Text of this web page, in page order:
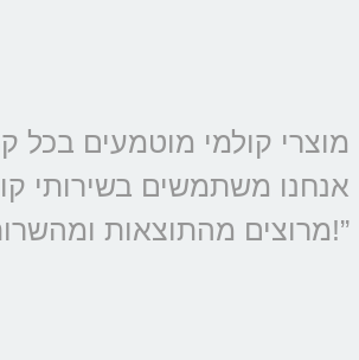
אנחנו משתמשים בשירותי
מרוצים מהתוצאות ומהשרות!”